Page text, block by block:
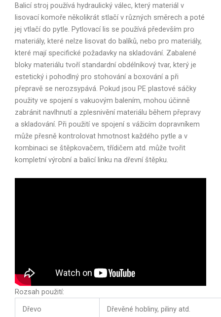
Balicí stroj používá hydraulický válec, který materiál v
lisovací komoře několikrát stlačí v různých směrech a poté
jej vtlačí do pytle. Pytlovací lis se používá především pro
materiály, které nelze lisovat do balíků, nebo pro materiály,
které mají specifické požadavky na skladování. Zabalené
bloky materiálu tvoří standardní obdélníkový tvar, který je
estetický i pohodlný pro stohování a boxování a při
přepravě se nerozsypává. Pokud jsou PE plastové sáčky
použity ve spojení s vakuovým balením, mohou účinně
zabránit navlhnutí a zplesnivění materiálu během přepravy
a skladování. Při použití ve spojení s vážicím dopravníkem
může přesně kontrolovat hmotnost každého pytle a v
kombinaci se štěpkovačem, třídičem atd. může tvořit
kompletní výrobní a balicí linku na dřevní štěpku.
Rozsah použití:
Dřevo
Dřevěné hobliny, piliny atd.